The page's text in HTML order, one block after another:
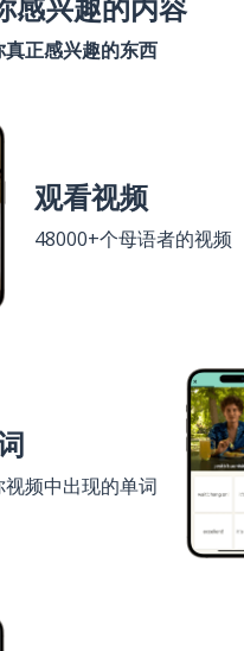
正感兴趣的东西
观看视频
48000+个母语者的视频
频中出现的单词